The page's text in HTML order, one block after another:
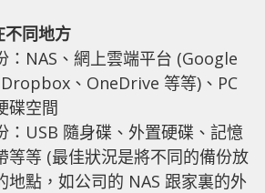
不同地方
：NAS、網上雲端平台 (Google
、OneDrive 等等)、PC
碟空間
：USB 隨身碟、外置硬碟、記憶
等等 (最佳狀況是將不同的備份放
地點，如公司的 NAS 跟家裏的外